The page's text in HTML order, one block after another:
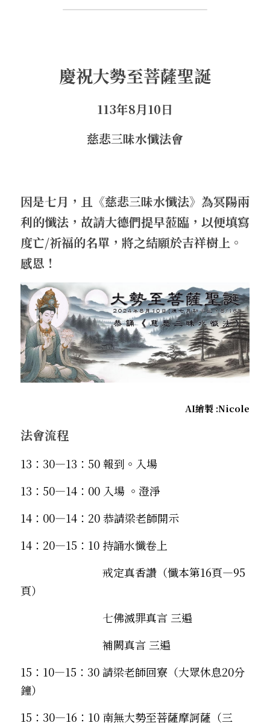
慶祝大勢至菩薩聖誕
113年8月10日
慈悲三昧水懺法會
因是七月，且《慈悲三昧水懺法》為冥陽兩
利的懺法，故請大德們提早蒞臨，以便填寫
度亡/祈福的名單，將之結願於吉祥樹上。
感恩！
AI繪製 :Nicole
法會流程
13：30—13：50 報到。入場
13：50—14：00 入場 。澄淨
14：00—14：20 恭請梁老師開示
14：20—15：10 持誦水懺卷上
戒定真香讚（懺本第16頁—95
頁）
七佛滅罪真言 三遍
補闕真言 三遍
15：10—15：30 請梁老師回寮（大眾休息20分
鐘）
15：30—16：10 南無大勢至菩薩摩訶薩（三